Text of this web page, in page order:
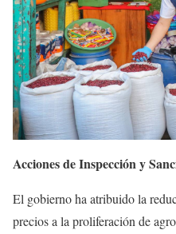
Acciones de Inspección y
El gobierno ha atribuido la
precios a la proliferación de